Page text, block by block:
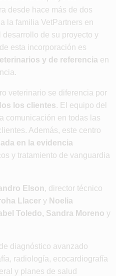
desde hace más de dos
la familia VetPartners en
de su proyecto y
esta incorporación es
y de referencia en
veterinario se diferencia por
los clientes . El equipo del
comunicación en todas las
Además, este centro
en la evidencia
y tratamiento de vanguardia
Elson , director técnico
Llacer y Noelia
Toledo, Sandra Moreno y
diagnóstico avanzado
radiología, ecocardiografía
y planes de salud